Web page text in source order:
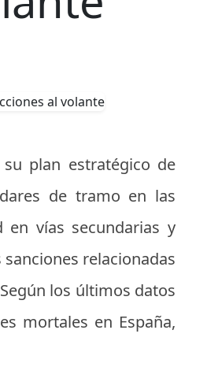
plan estratégico de
de tramo en las
en vías secundarias y
relacionadas
los últimos datos
mortales en España,